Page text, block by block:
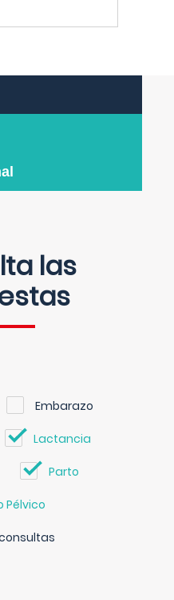
las
Embarazo
Lactancia
Parto
Pélvico